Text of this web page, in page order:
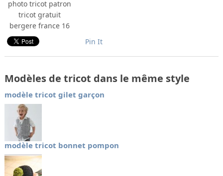
photo tricot patron
tricot gratuit
bergere france 16
Pin It
Modèles de tricot dans le même style
modèle tricot gilet garçon
modèle tricot bonnet pompon